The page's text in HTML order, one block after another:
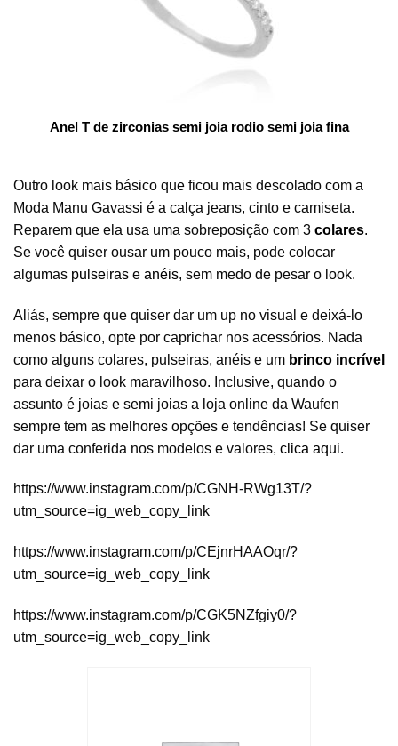
Anel T de zirconias semi joia rodio semi joia fina
Outro look mais básico que ficou mais descolado com a
Moda Manu Gavassi é a calça jeans, cinto e camiseta.
Reparem que ela usa uma sobreposição com 3 colares.
Se você quiser ousar um pouco mais, pode colocar
algumas pulseiras e anéis, sem medo de pesar o look.
Aliás, sempre que quiser dar um up no visual e deixá-lo
menos básico, opte por caprichar nos acessórios. Nada
como alguns colares, pulseiras, anéis e um brinco incrível
para deixar o look maravilhoso. Inclusive, quando o
assunto é joias e semi joias a loja online da Waufen
sempre tem as melhores opções e tendências! Se quiser
dar uma conferida nos modelos e valores, clica aqui.
https://www.instagram.com/p/CGNH-RWg13T/?
utm_source=ig_web_copy_link
https://www.instagram.com/p/CEjnrHAAOqr/?
utm_source=ig_web_copy_link
https://www.instagram.com/p/CGK5NZfgiy0/?
utm_source=ig_web_copy_link